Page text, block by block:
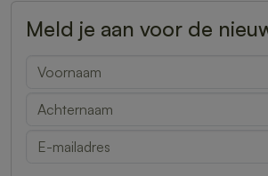
Meld je aan voor de